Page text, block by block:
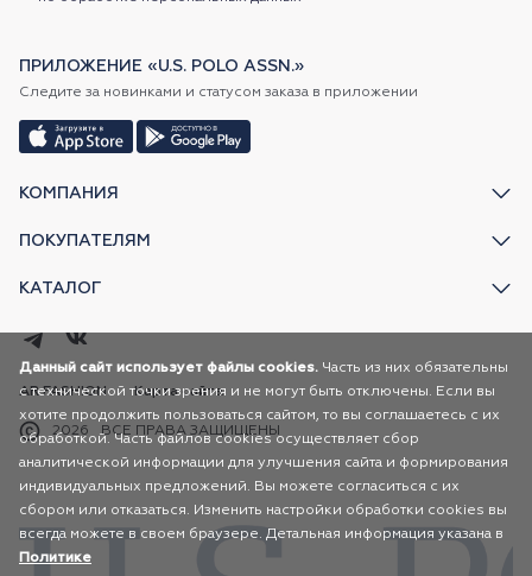
КОМПАНИЯ
ПОКУПАТЕЛЯМ
КАТАЛОГ
ПРИЛОЖЕНИЕ «U.S. POLO ASSN.»
Следите за новинками и статусом заказа в приложении
2026 ВСЕ ПРАВА ЗАЩИЩЕНЫ
AR FASHION Карта сайта
Данный сайт использует файлы cookies. Часть из них обязательны
с технической точки зрения и не могут быть отключены. Если вы
хотите продолжить пользоваться сайтом, то вы соглашаетесь с их
обработкой. Часть файлов cookies осуществляет сбор
аналитической информации для улучшения сайта и формирования
индивидуальных предложений. Вы можете согласиться с их
сбором или отказаться. Изменить настройки обработки cookies вы
всегда можете в своем браузере. Детальная информация указана в
Политике